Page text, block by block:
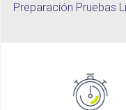
Preparación Pruebas